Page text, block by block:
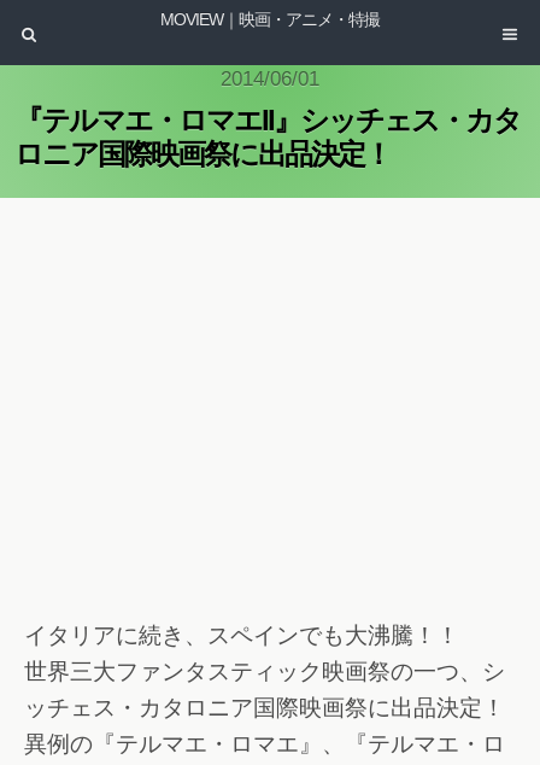
MOVIEW｜映画・アニメ・特撮
2014/06/01
『テルマエ・ロマエII』シッチェス・カタ
ロニア国際映画祭に出品決定！
イタリアに続き、スペインでも大沸騰！！
世界三大ファンタスティック映画祭の一つ、シ
ッチェス・カタロニア国際映画祭に出品決定！
異例の『テルマエ・ロマエ』、『テルマエ・ロ